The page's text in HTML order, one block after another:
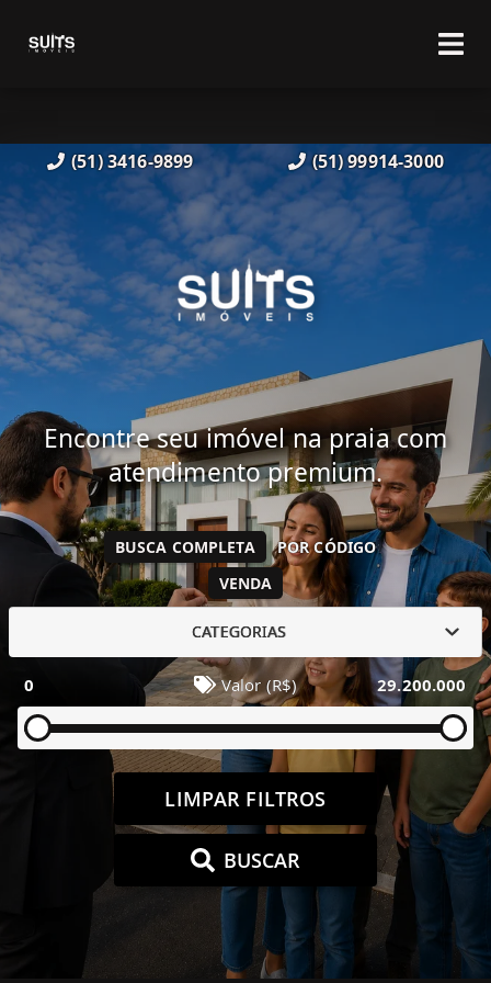
(51) 3416-9899 (51) 99914-3000
Encontre seu imóvel na praia com
atendimento premium.
VENDA
BUSCA COMPLETA POR CÓDIGO
CATEGORIAS
0 Valor (R$) 29.200.000
LIMPAR FILTROS
BUSCAR